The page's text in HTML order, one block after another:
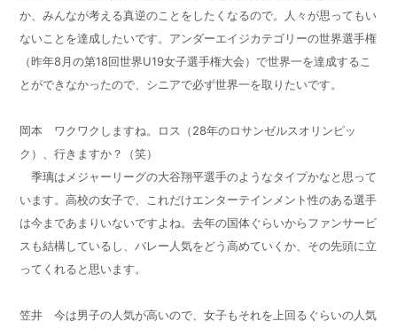
か、みんなが考える真逆のことをしたくなるので。人々が思ってもい
ないことを達成したいです。アンダーエイジカテゴリーの世界選手権
（昨年8月の第18回世界U19女子選手権大会）で世界一を達成するこ
とができなかったので、シニアで必ず世界一を取りたいです。
岡本 ワクワクしますね。ロス（28年のロサンゼルスオリンピッ
ク）、行きますか？（笑）
季璃はメジャーリーグの大谷翔平選手のようなタイプかなと思って
います。高校の女子で、これだけエンターテインメント性のある選手
は今まであまりいないですよね。去年の国体ぐらいからファンサービ
スも結構しているし、バレー人気をどう高めていくか、その先頭に立
ってくれると思います。
笠井 今は男子の人気が高いので、女子もそれを上回るぐらいの人気